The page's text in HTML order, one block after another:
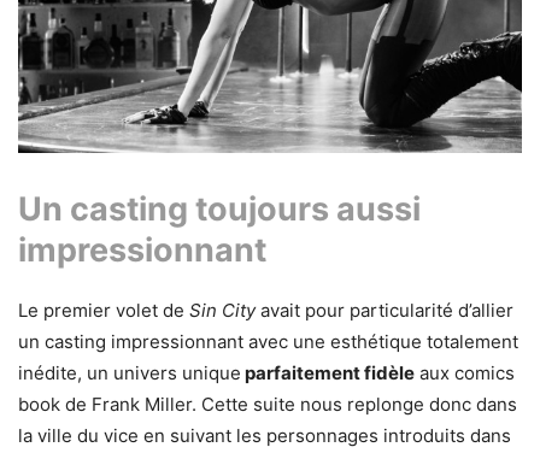
Un casting toujours aussi
impressionnant
Le premier volet de Sin Cityavait pour particularité d’allier
un casting impressionnant avec une esthétique totalement
inédite, un univers unique parfaitement fidèle aux comics
book de Frank Miller. Cette suite nous replonge donc dans
la ville du vice en suivant les personnages introduits dans